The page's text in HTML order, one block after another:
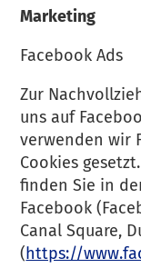
Marketing
Facebook Ads
Zur
uns auf
verwenden wir
Cookies
finden Sie in
Facebook
Canal Square,
(https://